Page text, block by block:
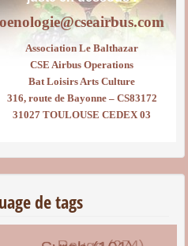
oenologie@cseairbus.com
Association Le Balthazar
CSE Airbus Operations
Bat Loisirs Arts Culture
316, route de Bayonne – CS83172
31027 TOULOUSE CEDEX 03
de tags